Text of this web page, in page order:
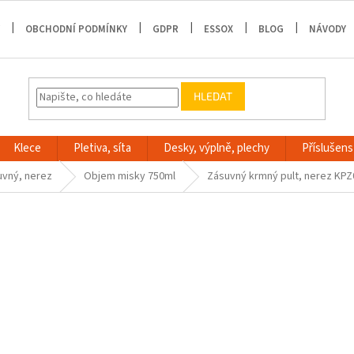
OBCHODNÍ PODMÍNKY GDPR ESSOX BLOG NÁVODY
HLEDAT
Klece Pletiva, síta Desky, výplně, plechy
nerez Objem misky 750ml Zásuvný krmný pult, nerez